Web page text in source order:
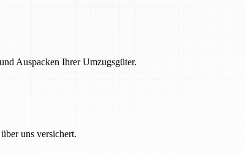
Auspacken Ihrer Umzugsgüter.
uns versichert.